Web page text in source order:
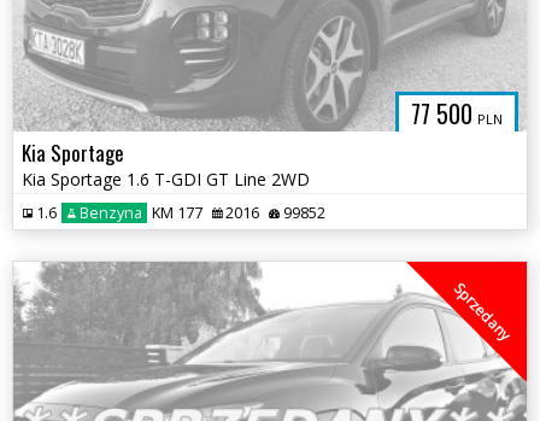
77 500 PLN
Kia Sportage
Kia Sportage 1.6 T-GDI GT Line 2WD
1.6 Benzyna KM 177 2016 99852
Sprzedany